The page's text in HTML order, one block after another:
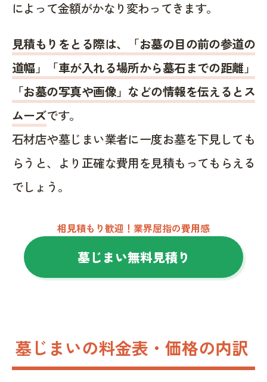
によって金額がかなり変わってきます。
見積もりをとる際は、「お墓の目の前の参道の
道幅」「車が入れる場所から墓石までの距離」
「お墓の写真や画像」などの情報を伝えるとス
ムーズです。
石材店や墓じまい業者に一度お墓を下見しても
らうと、より正確な費用を見積もってもらえる
でしょう。
相見積もり歓迎！業界屈指の費用感
墓じまい無料見積り
墓じまいの料金表・価格の内訳